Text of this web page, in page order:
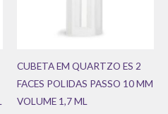
CUBETA EM QUARTZO ES 2
FACES POLIDAS PASSO 10 MM
VOLUME 1,7 ML